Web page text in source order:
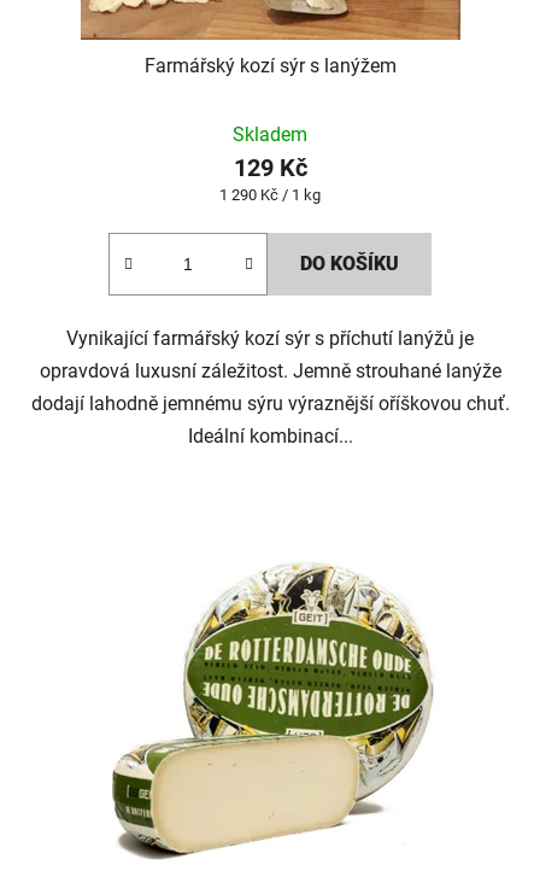
Farmářský kozí sýr s lanýžem
Skladem
129 Kč
Měrná
1 290 Kč / 1 kg
DO KOŠÍKU
Vynikající farmářský kozí sýr s příchutí lanýžů je
opravdová luxusní záležitost. Jemně strouhané lanýže
dodají lahodně jemnému sýru výraznější oříškovou chuť.
Ideální kombinací...